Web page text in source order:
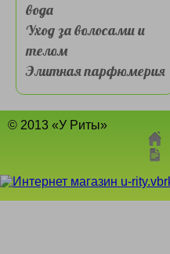
вода
Уход за волосами и
телом
Элитная парфюмерия
© 2013 «У Риты»